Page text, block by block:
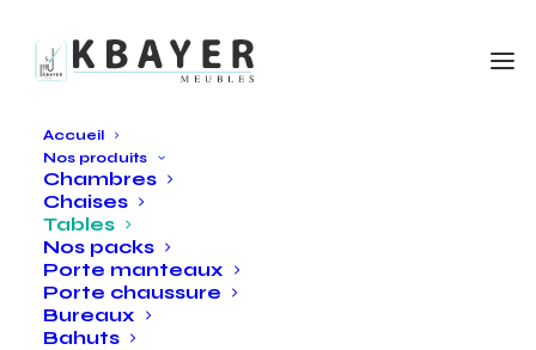
Accueil
Nos produits
Chambres
Chaises
Tables
Nos packs
Porte manteaux
Porte chaussure
Bureaux
Bahuts